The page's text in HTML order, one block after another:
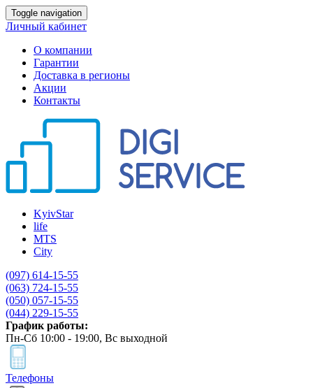
Toggle navigation
Личный кабинет
О компании
Гарантии
Доставка в регионы
Акции
Контакты
KyivStar
life
MTS
City
(097) 614-15-55
(063) 724-15-55
(050) 057-15-55
(044) 229-15-55
График работы:
Пн-Сб 10:00 - 19:00, Вс выходной
Телефоны